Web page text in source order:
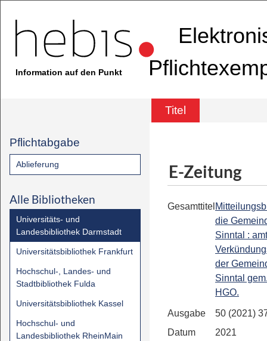
Information auf den Punkt
Titel
Pflichtabgabe
Ablieferung
Alle Bibliotheken
Universitäts- und
Landesbibliothek Darmstadt
Universitätsbibliothek Frankfurt
Hochschul-, Landes- und
Stadtbibliothek Fulda
Universitätsbibliothek Kassel
Hochschul- und
Landesbibliothek RheinMain
E-Zeitung
Gesamttitel
die
Sinntal :
der
Sinntal
HGO.
Ausgabe
50 (2021)
Datum
2021